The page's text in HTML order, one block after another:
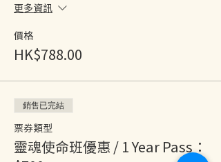
更多資訊
價格
HK$788.00
銷售已完結
票券類型
靈魂使命班優惠 / 1 Year Pass：